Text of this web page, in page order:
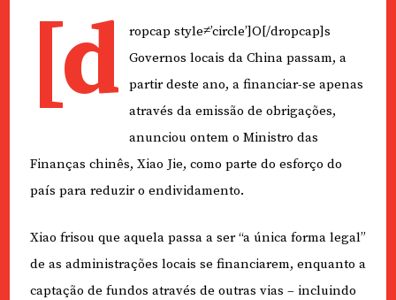
[d
ropcap style≠’circle’]O[/dropcap]s
Governos locais da China passam, a
partir deste ano, a financiar-se apenas
através da emissão de obrigações,
anunciou ontem o Ministro das
Finanças chinês, Xiao Jie, como parte do esforço do
país para reduzir o endividamento.
Xiao frisou que aquela passa a ser “a única forma legal”
de as administrações locais se financiarem, enquanto a
captação de fundos através de outras vias – incluindo